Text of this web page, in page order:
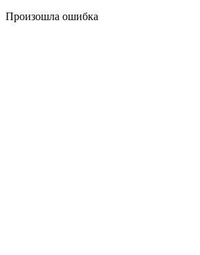
Произошла ошибка